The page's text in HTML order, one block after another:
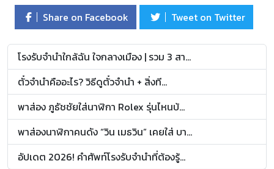
Share on Facebook Tweet on Twitter
โรงรับจำนำใกล้ฉัน ใจกลางเมือง | รวม 3 สา...
ตั๋วจำนำคืออะไร? วิธีดูตั๋วจำนำ + สิ่งที...
พาส่อง ภูธัชชัยใส่นาฬิกา Rolex รุ่นไหนบ้...
พาส่องนาฬิกาคนดัง “วิน เมธวิน” เคยใส่ บา...
อัปเดต 2026! คำศัพท์โรงรับจำนำที่ต้องรู้...